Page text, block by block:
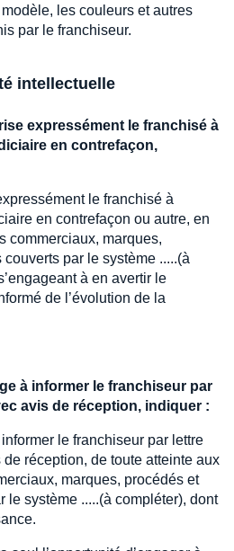
les couleurs et autres
par le franchiseur.
intellectuelle
expressément le franchisé à
en contrefaçon,
le franchisé à
en contrefaçon ou autre, en
commerciaux, marques,
par le système .....(à
à en avertir le
de l’évolution de la
à informer le franchiseur par
avis de réception, indiquer :
le franchiseur par lettre
réception, de toute atteinte aux
marques, procédés et
le système .....(à compléter), dont